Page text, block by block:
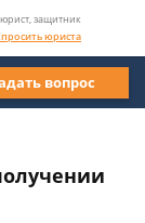
защитник
юриста
вопрос